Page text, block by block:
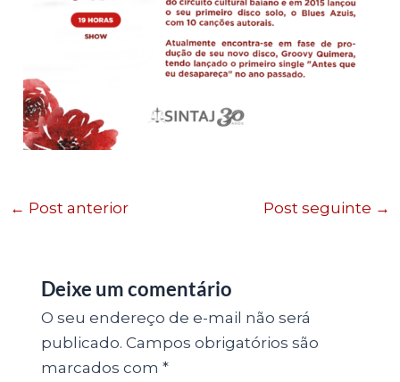
← Post anterior Post seguinte →
Deixe um comentário
O seu endereço de e-mail não será
publicado. Campos obrigatórios são
marcados com *